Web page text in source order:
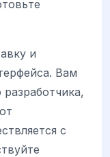
и
Вам
с